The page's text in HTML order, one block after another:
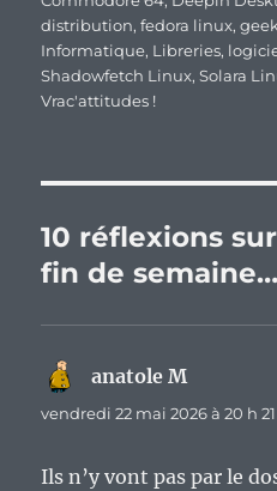
distribution,fedora linux,
Informatique, Libreries,
Shadowfetch Linux,Solara
Vrac'attitudes !
10 réflexions
fin de
anatole Mdit :
vendredi 22 mai 2026 à 20 h
Ils n’y vont pas par le